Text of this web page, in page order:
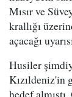
Mısır ve
krallığı
açacağı
Husiler
Kızıldeniz'in
hedef